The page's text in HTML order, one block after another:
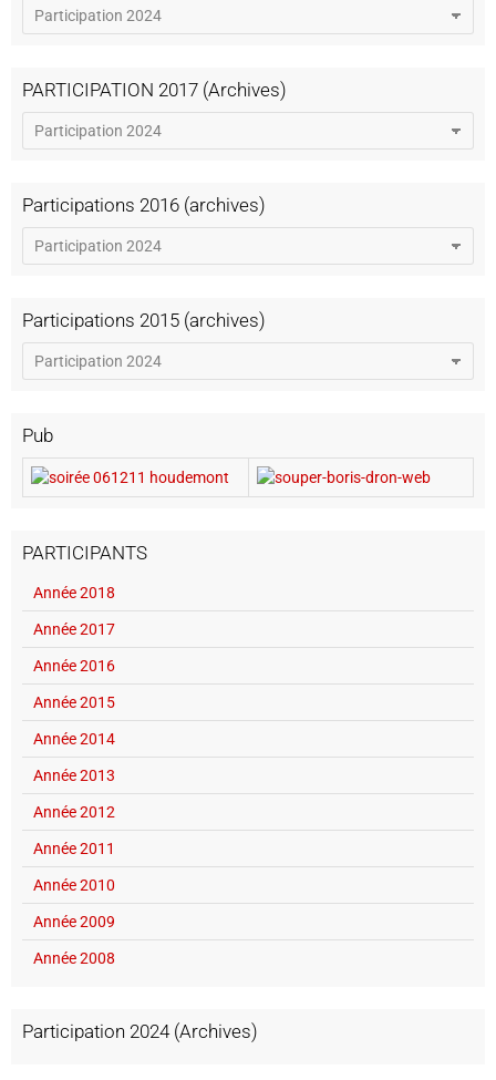
PARTICIPATION 2017 (Archives)
Participations 2016 (archives)
Participations 2015 (archives)
Pub
PARTICIPANTS
Année 2018
Année 2017
Année 2016
Année 2015
Année 2014
Année 2013
Année 2012
Année 2011
Année 2010
Année 2009
Année 2008
Participation 2024 (Archives)